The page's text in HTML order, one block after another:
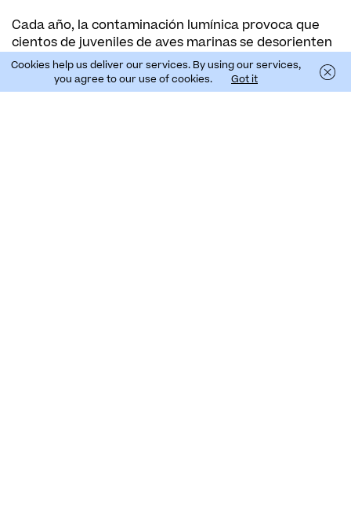
Cada año, la contaminación lumínica provoca que
cientos de juveniles de aves marinas se desorienten
y caigan en nuestras ciudades.
Con la ayuda de nuestros voluntarios, patrullando
Cookies help us deliver our services. By using our services,
you agree to our use of cookies.
Got it